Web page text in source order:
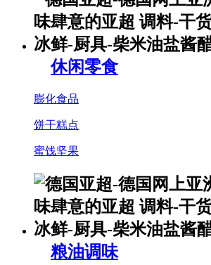
休闲零食
膨化食品
饼干糕点
蜜饯坚果
粮油调味